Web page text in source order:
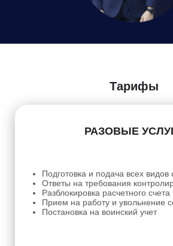
Тарифы
РАЗОВЫЕ
Подготовка и подача всех видов
Ответы на требования
Разблокировка расчетного счета
Прием на работу и увольнение
Постановка на воинский учет
Согласие на обработку